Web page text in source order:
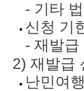
- 기타
신청 기
- 재발
2) 재발급
난민여